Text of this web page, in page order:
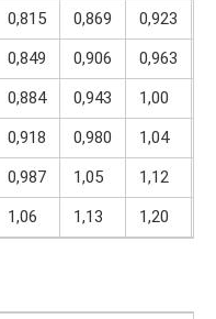
0,815 0,869 0,923
0,849 0,906 0,963
0,884 0,943 1,00
0,918 0,980 1,04
0,987 1,05 1,12
1,06 1,13 1,20